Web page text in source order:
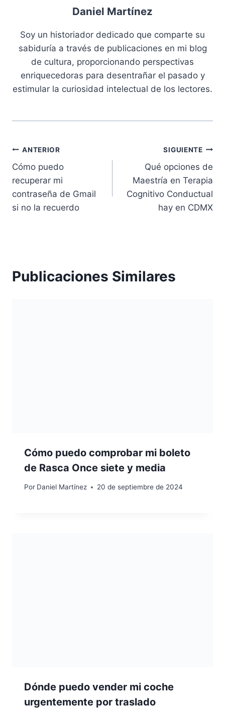
Daniel Martínez
Soy un historiador dedicado que comparte su
sabiduría a través de publicaciones en mi blog
de cultura, proporcionando perspectivas
enriquecedoras para desentrañar el pasado y
estimular la curiosidad intelectual de los lectores.
Navegación
de
entradas
ANTERIOR
Cómo puedo
recuperar mi
contraseña de Gmail
si no la recuerdo
SIGUIENTE
Qué opciones de
Maestría en Terapia
Cognitivo Conductual
hay en CDMX
Publicaciones Similares
Cómo puedo comprobar mi boleto
de Rasca Once siete y media
Por Daniel Martínez 20 de septiembre de 2024
Dónde puedo vender mi coche
urgentemente por traslado